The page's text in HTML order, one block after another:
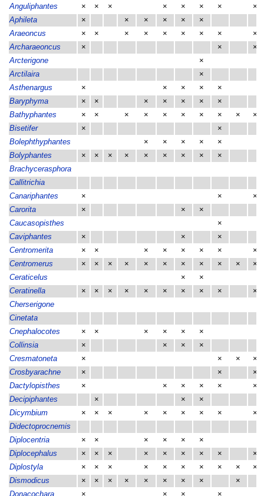
Anguliphantes
× × × × × × ×
×
Aphileta
× × × × ×
×
Araeoncus
× × × × × × × ×
×
Archaraeoncus
× ×
×
Arcterigone
×
Arctilaira
×
Asthenargus
× × × ×
×
Baryphyma
× × × × × ×
×
Bathyphantes
× × × × × × × × ×
×
Bisetifer
×
×
Bolephthyphantes
× × × ×
×
Bolyphantes
× × × × × × × ×
×
Brachycerasphora
Callitrichia
Canariphantes
× ×
×
Carorita
× ×
×
Caucasopisthes
×
Caviphantes
× ×
×
Centromerita
× × × × × × ×
×
Centromerus
× × × × × × × × × ×
×
Ceraticelus
×
×
Ceratinella
× × × × × × × × ×
×
Cherserigone
Cinetata
Cnephalocotes
× × × × ×
×
Collinsia
× × ×
×
Cresmatoneta
× × ×
×
Crosbyarachne
× ×
×
Dactylopisthes
× × × × ×
×
Decipiphantes
× ×
×
Dicymbium
× × × × × × × ×
×
Didectoprocnemis
Diplocentria
× × × × ×
×
Diplocephalus
× × × × × × × ×
×
Diplostyla
× × × × × × × × ×
×
Dismodicus
× × × × × × × ×
×
Donacochara
× × ×
×